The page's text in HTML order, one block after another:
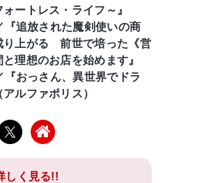
ートレス・ライフ～』
『追放された魔剣使いの商
り上がる 前世で培った《営
理想のお店を始めます』
『おっさん、異世界でドラ
ルファポリス）
しく見る!!